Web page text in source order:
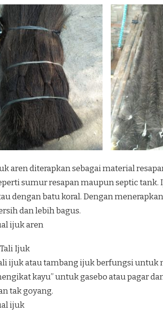
aren diterapkan sebagai material
sumur resapan maupun septic tank.
dengan batu koral. Dengan
dan lebih bagus.
ijuk aren
Ijuk
ijuk atau tambang ijuk berfungsi untuk
kayu” untuk gasebo atau pagar
tak goyang.
ijuk